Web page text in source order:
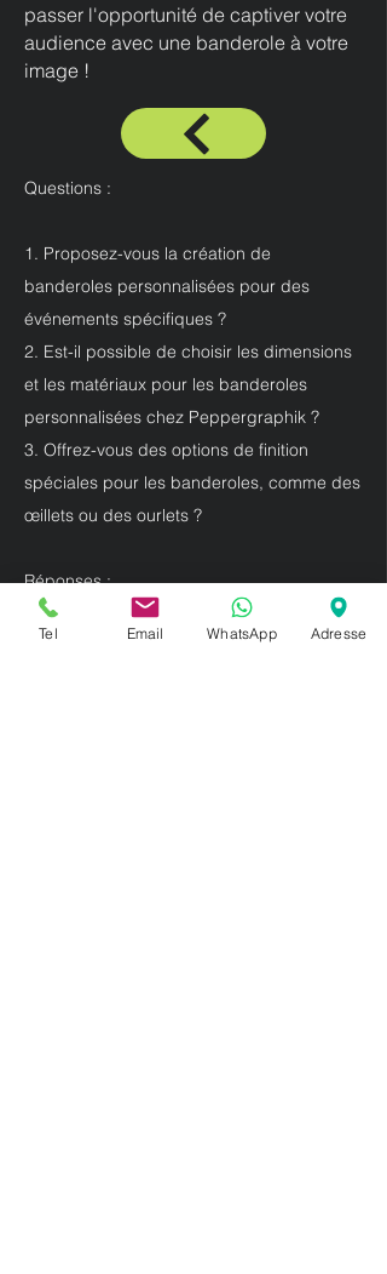
passer l'opportunité de captiver votre
audience avec une banderole à votre
image !
Questions :
1. Proposez-vous la création de
banderoles personnalisées pour des
événements spécifiques ?
2. Est-il possible de choisir les dimensions
et les matériaux pour les banderoles
personnalisées chez Peppergraphik ?
3. Offrez-vous des options de finition
spéciales pour les banderoles, comme des
œillets ou des ourlets ?
Réponses :
1. Oui, nous concevons des banderoles
Tel Email WhatsApp Adresse